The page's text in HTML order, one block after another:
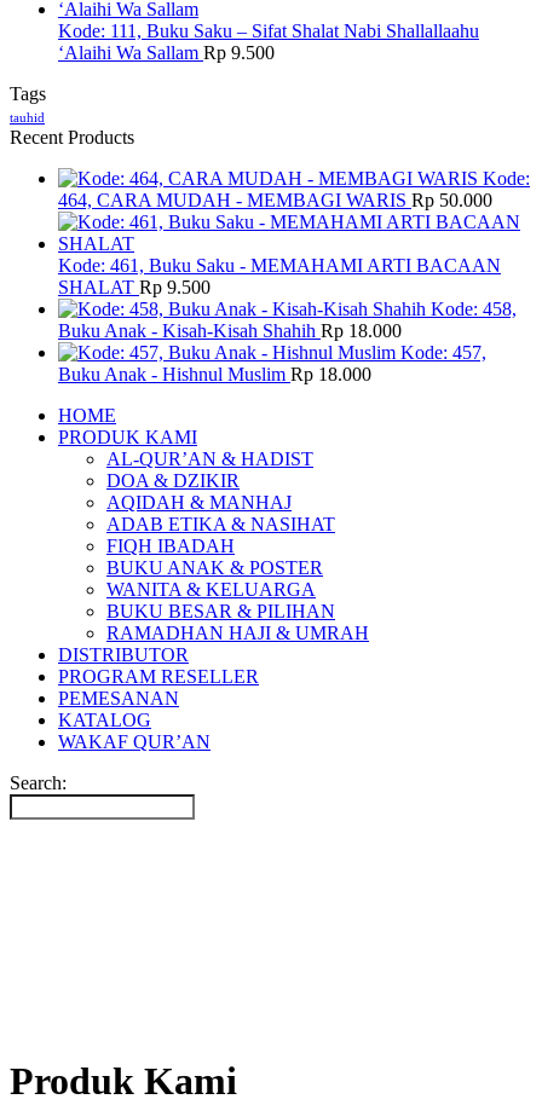
Kode: 111, Buku Saku – Sifat Shalat Nabi Shallallaahu
‘Alaihi Wa Sallam Rp 9.500
Tags
tauhid
Recent Products
Kode:
464, CARA MUDAH - MEMBAGI WARIS Rp 50.000
Kode: 461, Buku Saku - MEMAHAMI ARTI BACAAN
SHALAT Rp 9.500
Kode: 458,
Buku Anak - Kisah-Kisah Shahih Rp 18.000
Kode: 457,
Buku Anak - Hishnul Muslim Rp 18.000
HOME
PRODUK KAMI
AL-QUR’AN & HADIST
DOA & DZIKIR
AQIDAH & MANHAJ
ADAB ETIKA & NASIHAT
FIQH IBADAH
BUKU ANAK & POSTER
WANITA & KELUARGA
BUKU BESAR & PILIHAN
RAMADHAN HAJI & UMRAH
DISTRIBUTOR
PROGRAM RESELLER
PEMESANAN
KATALOG
WAKAF QUR’AN
Search:
Produk Kami